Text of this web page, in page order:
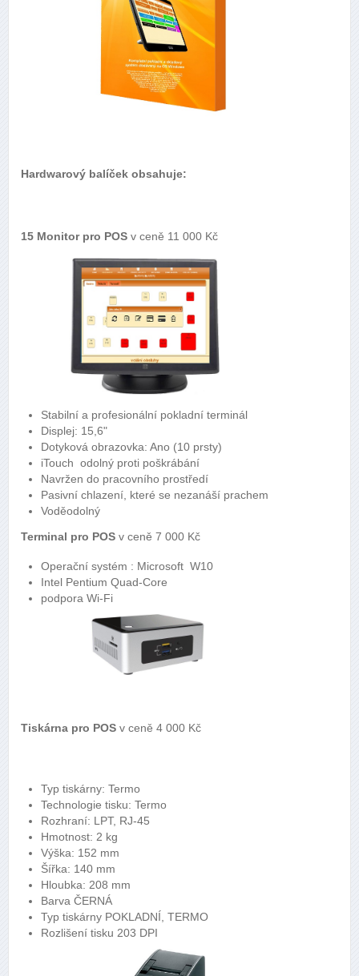
Hardwarový balíček obsahuje:
15 Monitor pro POS v ceně 11 000 Kč
Stabilní a profesionální pokladní terminál
Displej: 15,6"
Dotyková obrazovka: Ano (10 prsty)
iTouch odolný proti poškrábání
Navržen do pracovního prostředí
Pasivní chlazení, které se nezanáší prachem
Voděodolný
Terminal pro POS v ceně 7 000 Kč
Operační systém : Microsoft W10
Intel Pentium Quad-Core
podpora Wi-Fi
Tiskárna pro POS v ceně 4 000 Kč
Typ tiskárny: Termo
Technologie tisku: Termo
Rozhraní: LPT, RJ-45
Hmotnost: 2 kg
Výška: 152 mm
Šířka: 140 mm
Hloubka: 208 mm
Barva ČERNÁ
Typ tiskárny POKLADNÍ, TERMO
Rozlišení tisku 203 DPI